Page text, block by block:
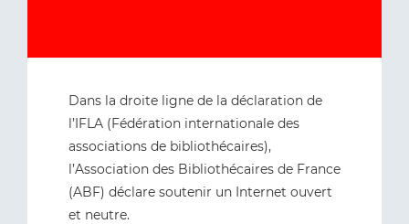
Dans la droite ligne de la déclaration de
l’IFLA (Fédération internationale des
associations de bibliothécaires),
l’Association des Bibliothécaires de France
(ABF) déclare soutenir un Internet ouvert
et neutre.